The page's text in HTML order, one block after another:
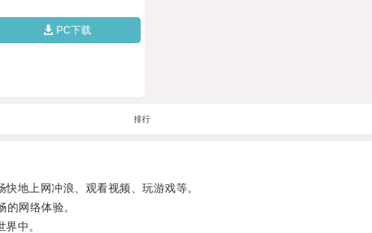
PC下载
排行
地上网冲浪、观看视频、玩游戏等。
网络体验。
中。